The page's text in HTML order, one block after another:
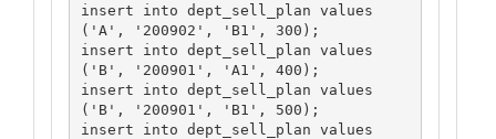
insert into dept_sell_plan values
('A', '200902', 'B1', 300);
insert into dept_sell_plan values
('B', '200901', 'A1', 400);
insert into dept_sell_plan values
('B', '200901', 'B1', 500);
insert into dept_sell_plan values